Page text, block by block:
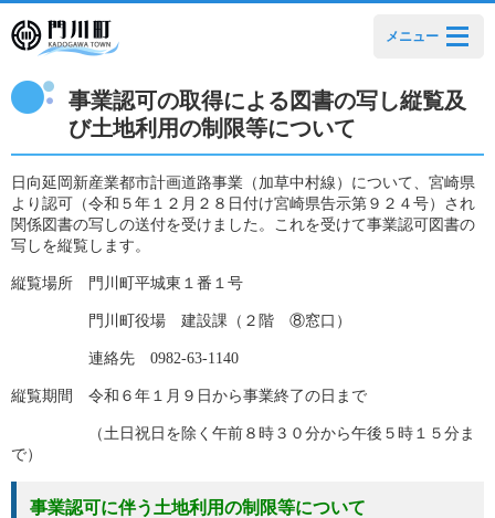
メニュー
事業認可の取得による図書の写し縦覧及
び土地利用の制限等について
日向延岡新産業都市計画道路事業（加草中村線）について、宮崎県
より認可（令和５年１２月２８日付け宮崎県告示第９２４号）され
関係図書の写しの送付を受けました。これを受けて事業認可図書の
写しを縦覧します。
縦覧場所 門川町平城東１番１号
門川町役場 建設課（２階 ⑧窓口）
連絡先 0982-63-1140
縦覧期間 令和６年１月９日から事業終了の日まで
（土日祝日を除く午前８時３０分から午後５時１５分ま
で）
事業認可に伴う土地利用の制限等について